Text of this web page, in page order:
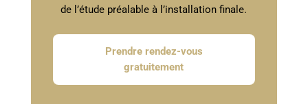
de l’étude préalable à l’installation finale.
Prendre rendez-vous
gratuitement